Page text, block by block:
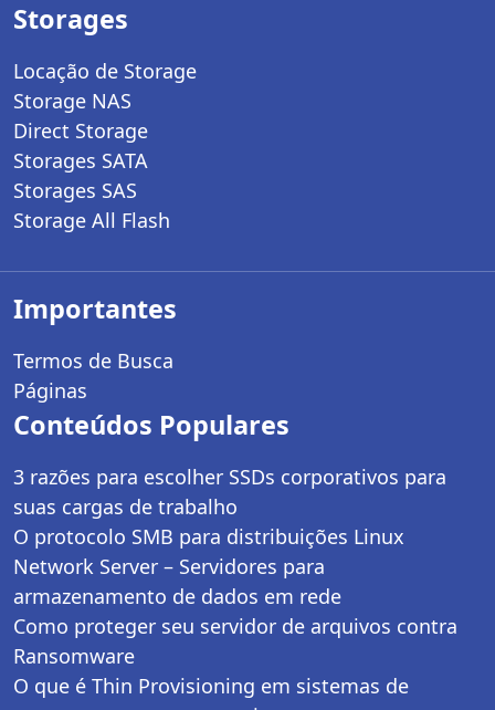
Storages
Locação de Storage
Storage NAS
Direct Storage
Storages SATA
Storages SAS
Storage All Flash
Importantes
Termos de Busca
Páginas
Conteúdos Populares
3 razões para escolher SSDs corporativos para
suas cargas de trabalho
O protocolo SMB para distribuições Linux
Network Server – Servidores para
armazenamento de dados em rede
Como proteger seu servidor de arquivos contra
Ransomware
O que é Thin Provisioning em sistemas de